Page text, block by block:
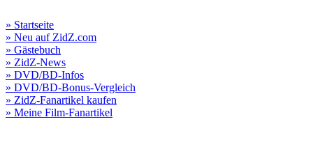
» Startseite
» Neu auf ZidZ.com
» Gästebuch
» ZidZ-News
» DVD/BD-Infos
» DVD/BD-Bonus-Vergleich
» ZidZ-Fanartikel kaufen
» Meine Film-Fanartikel